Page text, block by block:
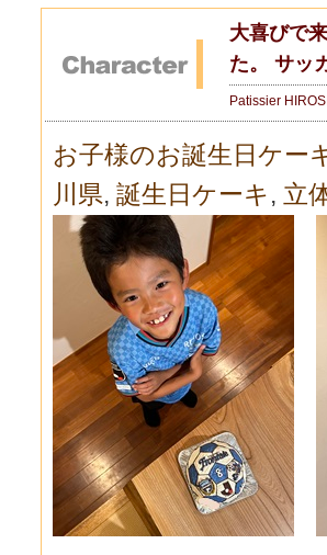
大喜びで
た。 サッ
Patissier
お子様のお誕生日ケー
川県, 誕生日ケーキ , 立